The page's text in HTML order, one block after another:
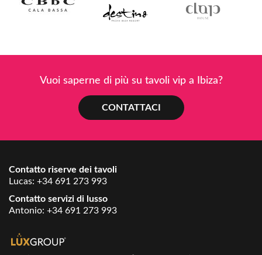
Vuoi saperne di più su tavoli vip a Ibiza?
CONTATTACI
Contatto riserve dei tavoli
Lucas: +34 691 273 993
Contatto servizi di lusso
Antonio: +34 691 273 993